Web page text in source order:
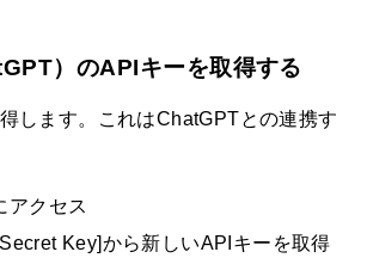
）のAPIキーを取得する
します。これはChatGPTとの連携す
アクセス
Key]から新しいAPIキーを取得